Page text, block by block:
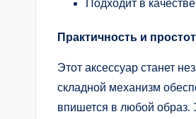
Подходит в
Практичность и
Этот аксессуар станет
складной механизм
впишется в любой образ.